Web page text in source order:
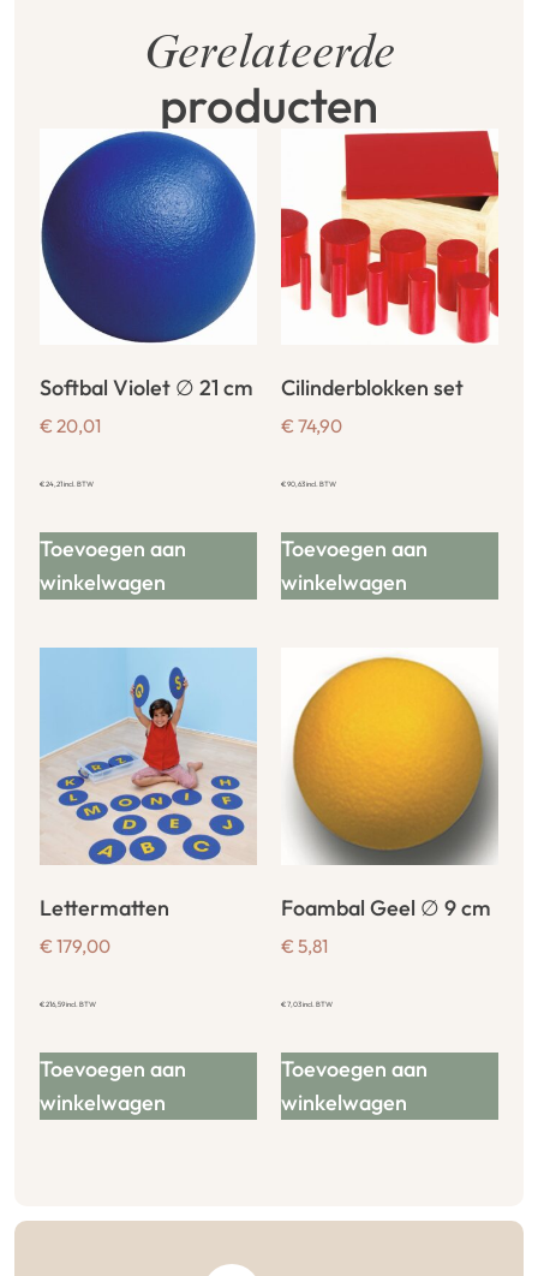
Gerelateerde
producten
Softbal Violet ∅ 21 cm
€ 20,01
€24,21incl. BTW
Toevoegen aan
winkelwagen
Cilinderblokken set
€ 74,90
€90,63incl. BTW
Toevoegen aan
winkelwagen
Lettermatten
€ 179,00
€216,59incl. BTW
Toevoegen aan
winkelwagen
Foambal Geel ∅ 9 cm
€ 5,81
€7,03incl. BTW
Toevoegen aan
winkelwagen